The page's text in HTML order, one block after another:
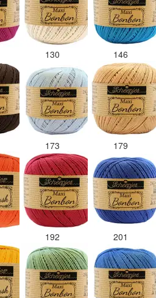
130 146
173 179
192 201